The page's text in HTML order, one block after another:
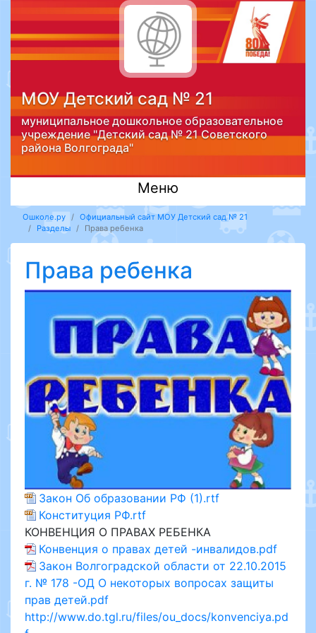
МОУ Детский сад № 21
муниципальное дошкольное образовательное
учреждение "Детский сад № 21 Советского
района Волгограда"
Меню
Ошколе.ру
Официальный сайт МОУ Детский сад № 21
Разделы
Права ребенка
Права ребенка
Закон Об образовании РФ (1).rtf
Конституция РФ.rtf
КОНВЕНЦИЯ О ПРАВАХ РЕБЕНКА
Конвенция о правах детей -инвалидов.pdf
Закон Волгоградской области от 22.10.2015
г. № 178 -ОД О некоторых вопросах защиты
прав детей.pdf
http://www.do.tgl.ru/files/ou_docs/konvenciya.pd